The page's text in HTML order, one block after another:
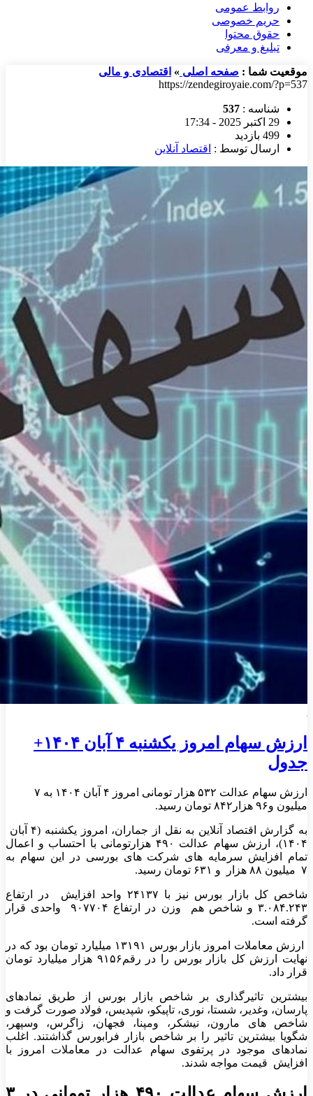
روابط عمومی
حریم خصوصی
حقوق محتوا
تبلیغ و معرفی
موقعیت شما : صفحه اصلی » اقتصادی و مالی
https://zendegiroyaie.com/?p=537
شناسه : 537
29 اکتبر 2025 - 17:34
499 بازدید
ارسال توسط : اقتصاد آنلاین
ارزش سهام امروز یکشنبه ۴ آبان ۱۴۰۴+
جدول
ارزش سهام عدالت ۵۳۲ هزار تومانی امروز ۴ آبان ۱۴۰۴ به ۷
میلیون و۹۶ هزار۸۴۲ تومان رسید.
به گزارش اقتصاد آنلاین به نقل از جماران، امروز یکشنبه (۴ آبان
۱۴۰۴)، ارزش سهام عدالت ۴۹۰ هزارتومانی با احتساب و اعمال
تمام افزایش سرمایه های شرکت های بورسی در این سهام به
۷ میلیون ۸۸ هزار و ۶۳۱ تومان رسید.
شاخص کل بازار بورس نیز با ۲۴۱۳۷ واحد افزایش در ارتفاع
۳.۰۸۴.۲۴۳ و شاخص هم وزن در ارتفاع ۹۰۷۷۰۴ واحدی قرار
گرفته است.
ارزش معاملات امروز بازار بورس ۱۳۱۹۱ میلیارد تومان بود که در
نهایت ارزش کل بازار بورس را در رقم۹۱۵۶ هزار میلیارد تومان
قرار داد.
بیشترین تاثیرگذاری بر شاخص بازار بورس از طریق نمادهای
پارسان، وغدیر، شستا، نوری، تاپیکو، شپدیس، فولاد صورت گرفت و
شاخص های مارون، نیشکر، ومپنا، فجهان، زاگرس، وسپهر،
شگویا بیشترین تاثیر را بر شاخص بازار فرابورس گذاشتند. اغلب
نمادهای موجود در پرتفوی سهام عدالت در معاملات امروز با
افزایش قیمت مواجه شدند.